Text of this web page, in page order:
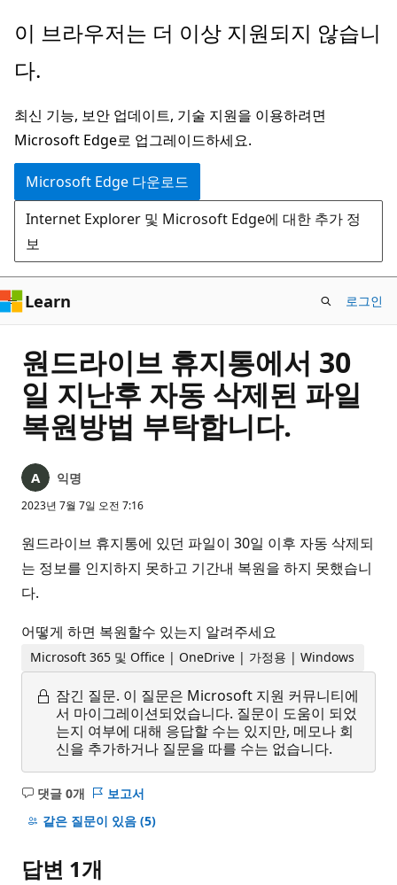
주
콘
츠
로
건
너
뛰
기
이 브라우저는 더 이상 지원되지 않습니
다.
최신 기능, 보안 업데이트, 기술 지원을 이용하려면
Microsoft Edge로 업그레이드하세요.
Microsoft Edge 다운로드
Internet Explorer 및 Microsoft Edge에 대한 추가 정
보
Learn 로그인
원드라이브 휴지통에서 30
일 지난후 자동 삭제된 파일
복원방법 부탁합니다.
익명
2023년 7월 7일 오전 7:16
원드라이브 휴지통에 있던 파일이 30일 이후 자동 삭제되
는 정보를 인지하지 못하고 기간내 복원을 하지 못했습니
다.
어떻게 하면 복원할수 있는지 알려주세요
Microsoft 365 및 Office | OneDrive | 가정용 | Windows
잠긴 질문. 이 질문은 Microsoft 지원 커뮤니티에
서 마이그레이션되었습니다. 질문이 도움이 되었
는지 여부에 대해 응답할 수는 있지만, 메모나 회
신을 추가하거나 질문을 따를 수는 없습니다.
댓글 0개
설
명
음
보고서
같은 질문이 있음 (5)
답변 1개